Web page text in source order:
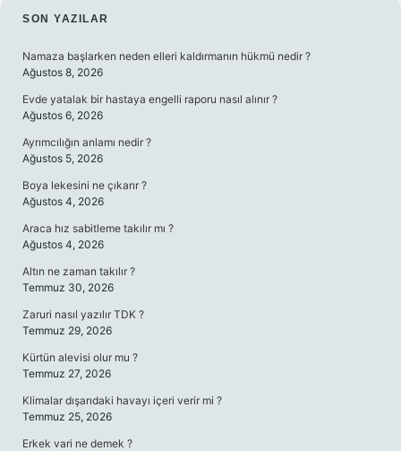
SIDEBAR
SON YAZILAR
Namaza başlarken neden elleri kaldırmanın hükmü nedir ?
Ağustos 8, 2026
Evde yatalak bir hastaya engelli raporu nasıl alınır ?
Ağustos 6, 2026
Ayrımcılığın anlamı nedir ?
Ağustos 5, 2026
Boya lekesini ne çıkarır ?
Ağustos 4, 2026
Araca hız sabitleme takılır mı ?
Ağustos 4, 2026
Altın ne zaman takılır ?
Temmuz 30, 2026
Zaruri nasıl yazılır TDK ?
Temmuz 29, 2026
Kürtün alevisi olur mu ?
Temmuz 27, 2026
Klimalar dışarıdaki havayı içeri verir mi ?
Temmuz 25, 2026
Erkek vari ne demek ?